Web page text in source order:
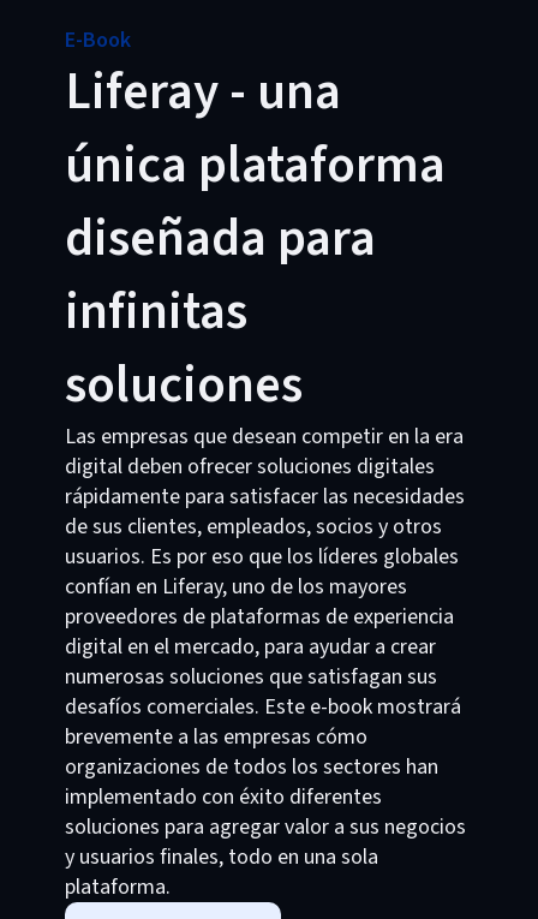
E-Book
Liferay - una
única plataforma
diseñada para
infinitas
soluciones
Las empresas que desean competir en la era
digital deben ofrecer soluciones digitales
rápidamente para satisfacer las necesidades
de sus clientes, empleados, socios y otros
usuarios. Es por eso que los líderes globales
confían en Liferay, uno de los mayores
proveedores de plataformas de experiencia
digital en el mercado, para ayudar a crear
numerosas soluciones que satisfagan sus
desafíos comerciales. Este e-book mostrará
brevemente a las empresas cómo
organizaciones de todos los sectores han
implementado con éxito diferentes
soluciones para agregar valor a sus negocios
y usuarios finales, todo en una sola
plataforma.